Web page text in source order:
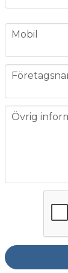
phone
Mobil
company
message
Övrig